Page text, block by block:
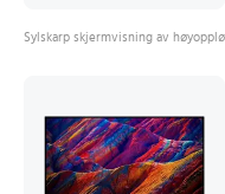
Sylskarp skjermvisning av